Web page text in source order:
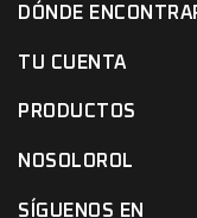
DÓNDE
TU CUENTA
PRODUCTOS
NOSOLOROL
SÍGUENOS EN